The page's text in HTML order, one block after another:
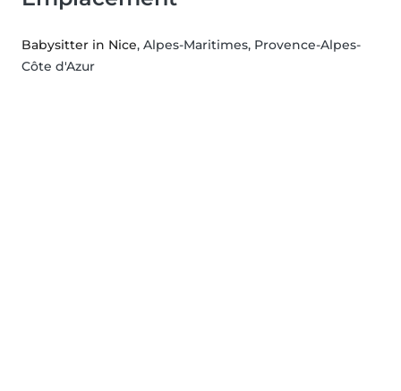
Babysitter in Nice, Alpes-Maritimes, Provence-Alpes-
Côte d'Azur